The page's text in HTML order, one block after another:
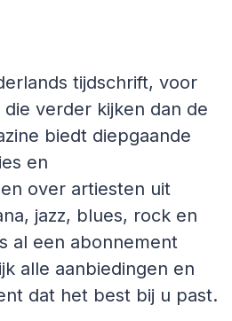
tijdschrift, voor
verder kijken dan de
biedt diepgaande
en
over artiesten uit
jazz, blues, rock en
al een abonnement
alle aanbiedingen en
dat het best bij u past.